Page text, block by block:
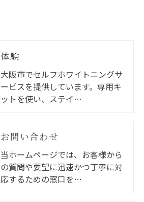
体験
大阪市でセルフホワイトニングサ
ービスを提供しています。専用キ
ットを使い、ステイ…
お問い合わせ
当ホームページでは、お客様から
の質問や要望に迅速かつ丁寧に対
応するための窓口を…